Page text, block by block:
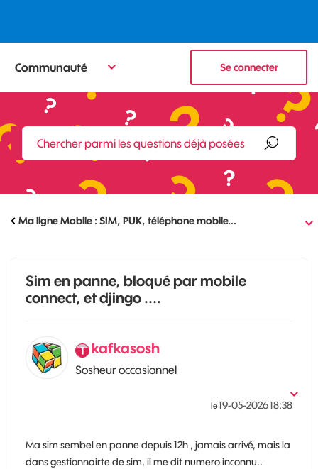
Communauté Se connecter
Ma ligne Mobile : SIM, PUK, téléphone mobile...
Sim en panne, bloqué par mobile
connect, et djingo ....
kafkasosh
Sosheur occasionnel
le‎19-05-202618:38
Ma sim sembel en panne depuis 12h , jamais arrivé, mais la
dans gestionnairte de sim, il me dit numero inconnu..